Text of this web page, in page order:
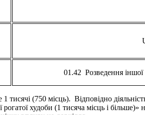
01.42 Розведення іншої
тисячі (750 місць). Відповідно
худоби (1 тисяча місць і більше)»